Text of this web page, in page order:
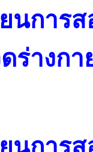
นการ
ร่างกา